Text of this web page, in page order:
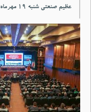
عظیم صنعتی شنبه ۱۹ مهرماه در تالار آهن روابط عمومی برگزار شد.